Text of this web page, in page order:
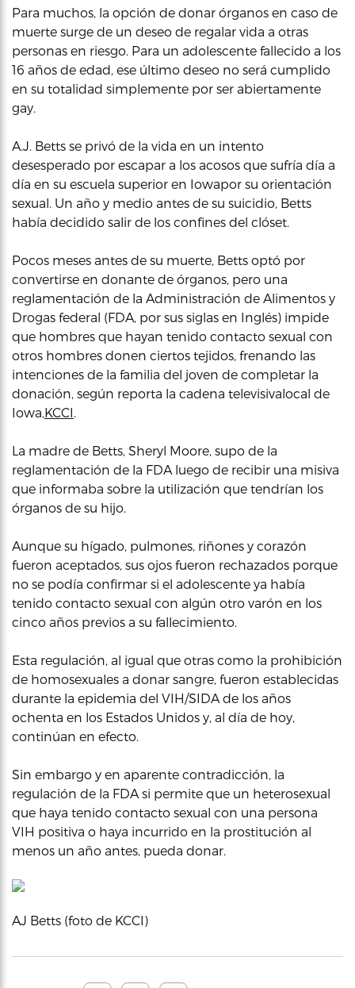
Para muchos, la opción de donar órganos en caso de
muerte surge de un deseo de regalar vida a otras
personas en riesgo. Para un adolescente fallecido a los
16 años de edad, ese último deseo no será cumplido
en su totalidad simplemente por ser abiertamente
gay.
A.J. Betts se privó de la vida en un intento
desesperado por escapar a los acosos que sufría día a
día en su escuela superior en Iowapor su orientación
sexual. Un año y medio antes de su suicidio, Betts
había decidido salir de los confines del clóset.
Pocos meses antes de su muerte, Betts optó por
convertirse en donante de órganos, pero una
reglamentación de la Administración de Alimentos y
Drogas federal (FDA, por sus siglas en Inglés) impide
que hombres que hayan tenido contacto sexual con
otros hombres donen ciertos tejidos, frenando las
intenciones de la familia del joven de completar la
donación, según reporta la cadena televisivalocal de
Iowa, KCCI
La madre de Betts, Sheryl Moore, supo de la
reglamentación de la FDA luego de recibir una misiva
que informaba sobre la utilización que tendrían los
órganos de su hijo.
Aunque su hígado, pulmones, riñones y corazón
fueron aceptados, sus ojos fueron rechazados porque
no se podía confirmar si el adolescente ya había
tenido contacto sexual con algún otro varón en los
cinco años previos a su fallecimiento.
Esta regulación, al igual que otras como la prohibición
de homosexuales a donar sangre, fueron establecidas
durante la epidemia del VIH/SIDA de los años
ochenta en los Estados Unidos y, al día de hoy,
continúan en efecto.
Sin embargo y en aparente contradicción, la
regulación de la FDA si permite que un heterosexual
que haya tenido contacto sexual con una persona
VIH positiva o haya incurrido en la prostitución al
menos un año antes, pueda donar.
AJ Betts (foto de KCCI)